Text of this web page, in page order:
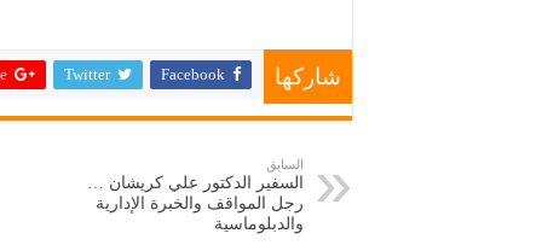
ا
ك
ة
ع
ل
و
ي
ت
ر
(
ر
ة
ل
ي
س
ب
و
ك
شاركها Facebook
Twitter
السابق
السفير الدكتور علي كريشان …
رجل المواقف والخبرة الإدارية
والدبلوماسية